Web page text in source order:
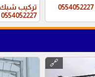
تركيب
0554052227
🔗